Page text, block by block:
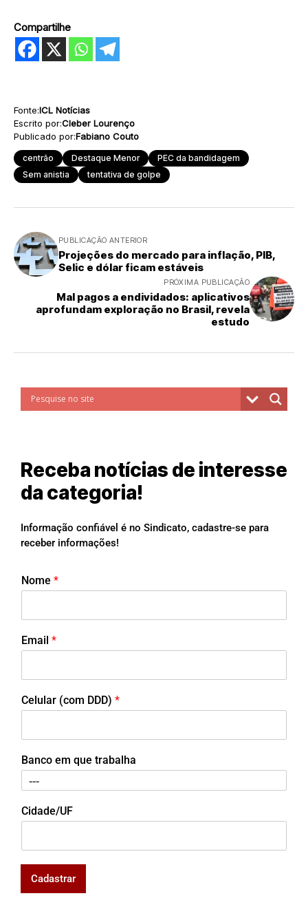
Compartilhe
Fonte:ICL Notícias
Escrito por:Cleber Lourenço
Publicado por:Fabiano Couto
centrão Destaque Menor
PEC da bandidagem
Sem anistia
tentativa de golpe
PUBLICAÇÃO ANTERIOR
Projeções do mercado para inflação, PIB,
Selic e dólar ficam estáveis
PRÓXIMA PUBLICAÇÃO
Mal pagos a endividados: aplicativos
aprofundam exploração no Brasil, revela
estudo
Receba notícias de interesse
da categoria!
Informação confiável é no Sindicato, cadastre-se para
receber informações!
Nome *
Email *
Celular (com DDD) *
Banco em que trabalha
Cidade/UF
Cadastrar